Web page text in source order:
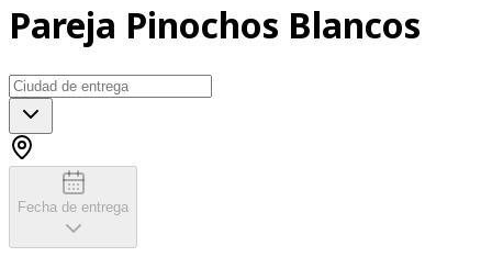
Pareja Pinochos Blancos
Fecha de entrega